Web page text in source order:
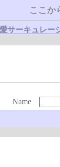
ここか
サーキュレー
Name